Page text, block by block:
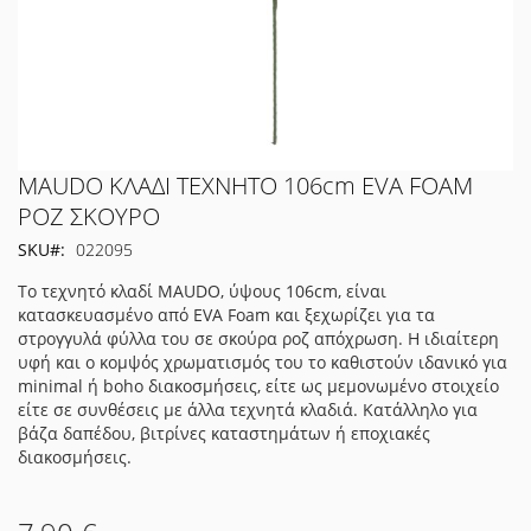
Μετάβαση
στην
αρχή
της
εικόνων
MAUDO ΚΛΑΔΙ ΤΕΧΝΗΤΟ 106cm EVA FOAM
ΡΟΖ ΣΚΟΥΡΟ
SKU
022095
Το τεχνητό κλαδί MAUDO, ύψους 106cm, είναι
κατασκευασμένο από EVA Foam και ξεχωρίζει για τα
στρογγυλά φύλλα του σε σκούρα ροζ απόχρωση. Η ιδιαίτερη
υφή και ο κομψός χρωματισμός του το καθιστούν ιδανικό για
minimal ή boho διακοσμήσεις, είτε ως μεμονωμένο στοιχείο
είτε σε συνθέσεις με άλλα τεχνητά κλαδιά. Κατάλληλο για
βάζα δαπέδου, βιτρίνες καταστημάτων ή εποχιακές
διακοσμήσεις.